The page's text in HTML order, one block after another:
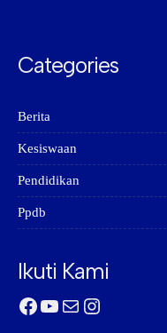
Categories
Berita
Kesiswaan
Pendidikan
Ppdb
Ikuti Kami
Facebook
YouTube
MailInstagram